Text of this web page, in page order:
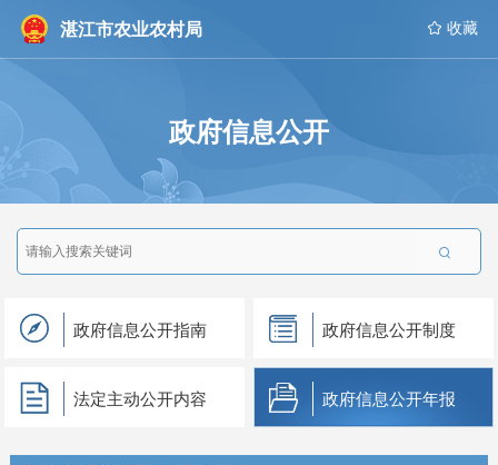
湛江市农业农村局  收藏
政府信息公开

政府信息公开指南 政府信息公开制度
法定主动公开内容 政府信息公开年报